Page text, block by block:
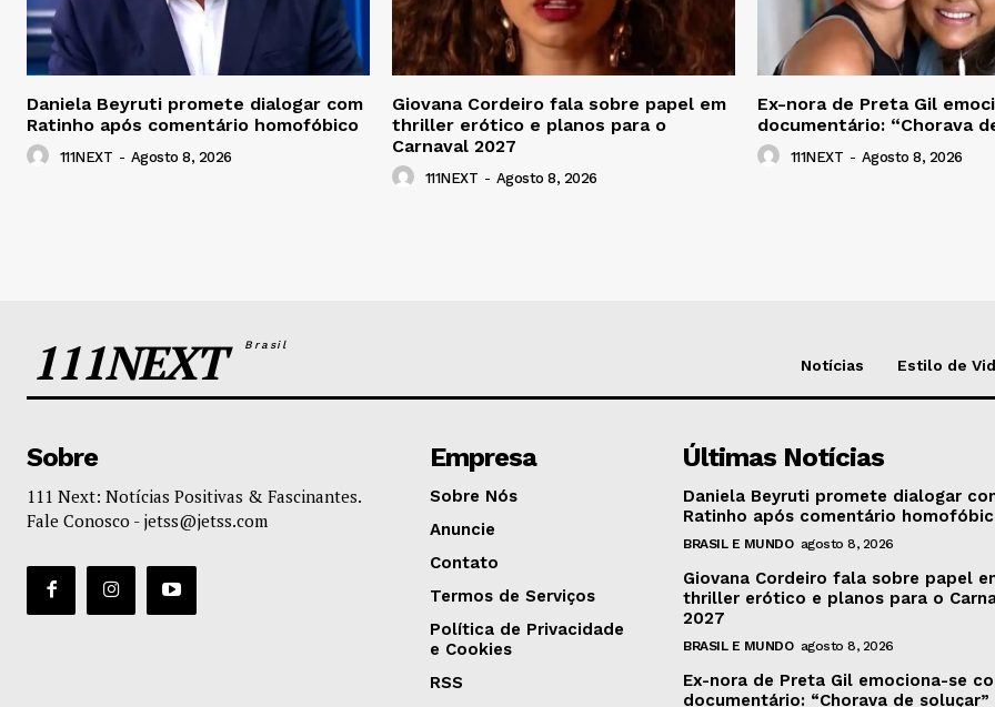
Daniela Beyruti promete dialogar com
Ratinho após comentário homofóbico
111NEXT - Agosto 8, 2026
Giovana Cordeiro fala sobre papel em
thriller erótico e planos para o
Carnaval 2027
111NEXT - Agosto 8, 2026
Ex-nora de Preta Gil
documentário: “Chorava
111NEXT - Agosto 8, 2026
111NEXTBrasil
Notícias Estilo de
Sobre
111 Next: Notícias Positivas & Fascinantes.
Fale Conosco - jetss@jetss.com
Empresa
Sobre Nós
Anuncie
Contato
Termos de Serviços
Política de Privacidade
e Cookies
RSS
Últimas Notícias
Daniela Beyruti promete dialogar
Ratinho após comentário
BRASIL E MUNDO agosto 8, 2026
Giovana Cordeiro fala sobre papel
thriller erótico e planos para o
2027
BRASIL E MUNDO agosto 8, 2026
Ex-nora de Preta Gil emociona-se
documentário: “Chorava de soluçar”